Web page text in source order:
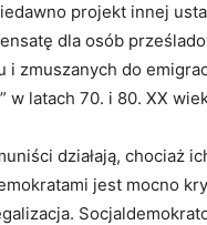
projekt innej
dla osób
i zmuszanych do
w latach 70. i 80. XX
działają, chociaż
jest mocno